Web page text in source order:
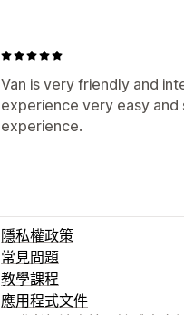
Van is very friendly and
experience very easy
experience.
隱私權政策
常見問題
教學課程
應用程式文件